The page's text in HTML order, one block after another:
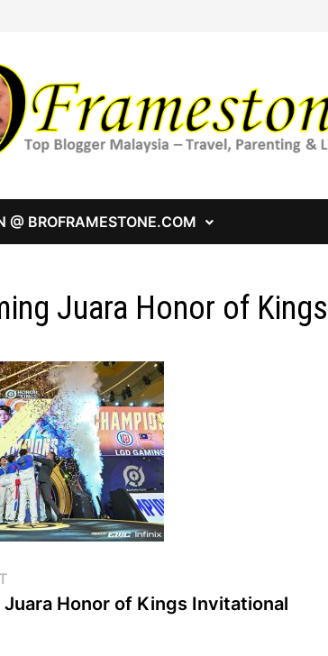
@ BROFRAMESTONE.COM
Juara Honor of
post:
Juara Honor of Kings Invitational